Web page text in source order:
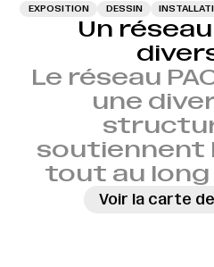
EXPOSITION DESSIN
Un
Le réseau
une
soutiennent
tout au long
Voir la carte